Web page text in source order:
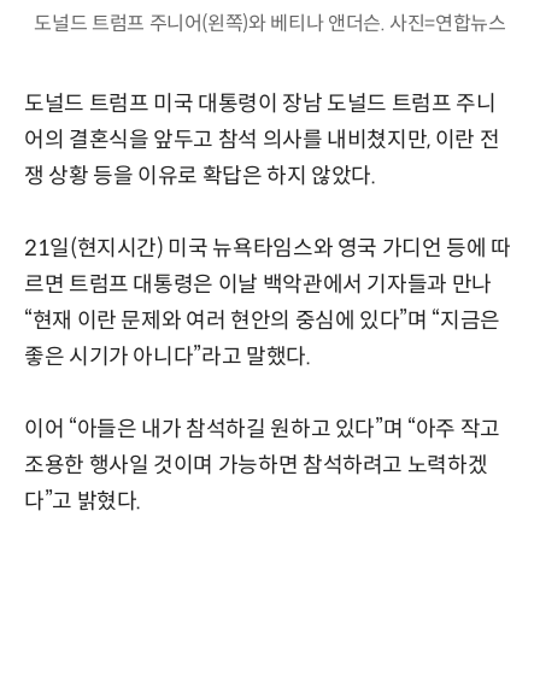
도널드 트럼프 주니어(왼쪽)와 베티나 앤더슨. 사진=연합뉴스
도널드 트럼프 미국 대통령이 장남 도널드 트럼프 주니
어의 결혼식을 앞두고 참석 의사를 내비쳤지만, 이란 전
쟁 상황 등을 이유로 확답은 하지 않았다.
21일(현지시간) 미국 뉴욕타임스와 영국 가디언 등에 따
르면 트럼프 대통령은 이날 백악관에서 기자들과 만나
“현재 이란 문제와 여러 현안의 중심에 있다”며 “지금은
좋은 시기가 아니다”라고 말했다.
이어 “아들은 내가 참석하길 원하고 있다”며 “아주 작고
조용한 행사일 것이며 가능하면 참석하려고 노력하겠
다”고 밝혔다.